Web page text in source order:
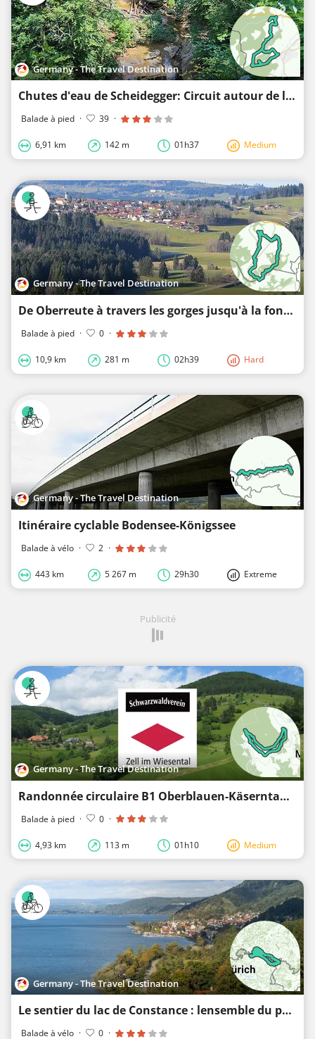
Germany - The Travel Destination
Chutes d'eau de Scheidegger: Circuit autour de la cascade de Hasenreuter - Sentier aquatique de l'Ou
Balade à pied · 39 ·
6,91 km 142 m 01h37 Medium
Germany - The Travel Destination
De Oberreute à travers les gorges jusqu'à la fontaine froide - Sentier de l'eau de l'Ouest-allgäu 10
Balade à pied · 0 ·
10,9 km 281 m 02h39 Hard
Germany - The Travel Destination
Itinéraire cyclable Bodensee-Königssee
Balade à vélo · 2 ·
443 km 5 267 m 29h30 Extreme
Publicité
Germany - The Travel Destination
Randonnée circulaire B1 Oberblauen-Käserntanne-Zimmerplatz-Grüben-Oberblauen
Balade à pied · 0 ·
4,93 km 113 m 01h10 Medium
Germany - The Travel Destination
Le sentier du lac de Constance : lensemble du parcours
Balade à vélo · 0 ·